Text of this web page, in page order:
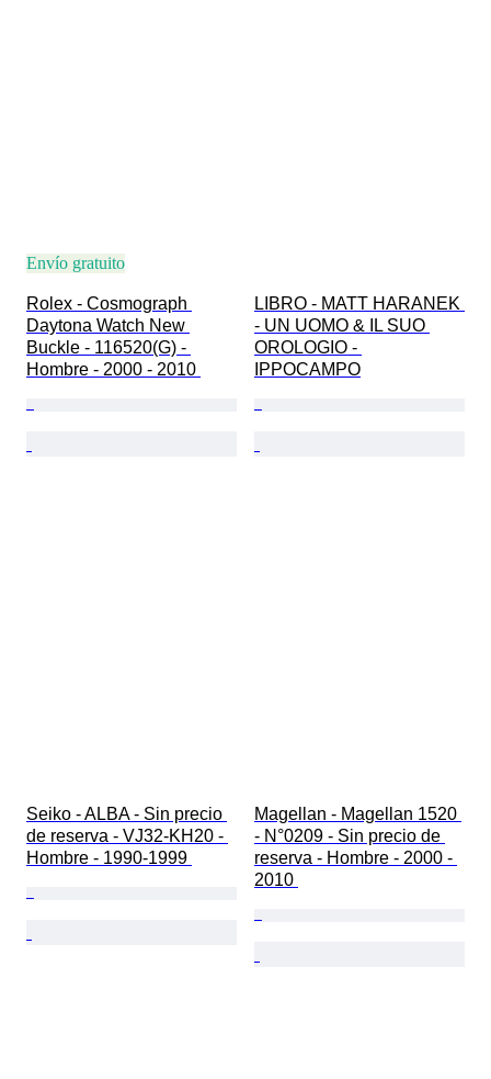
Envío gratuito
Rolex - Cosmograph
Daytona Watch New
Buckle - 116520(G) -
Hombre - 2000 - 2010
LIBRO - MATT HARANEK
- UN UOMO & IL SUO
OROLOGIO -
IPPOCAMPO
Seiko - ALBA - Sin precio
de reserva - VJ32-KH20 -
Hombre - 1990-1999
Magellan - Magellan 1520
- N°0209 - Sin precio de
reserva - Hombre - 2000 -
2010